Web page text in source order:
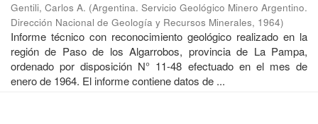
Gentili, Carlos A. (Argentina. Servicio Geológico Minero Argentino.
Dirección Nacional de Geología y Recursos Minerales, 1964)
Informe técnico con reconocimiento geológico realizado en la
región de Paso de los Algarrobos, provincia de La Pampa,
ordenado por disposición N° 11-48 efectuado en el mes de
enero de 1964. El informe contiene datos de ...